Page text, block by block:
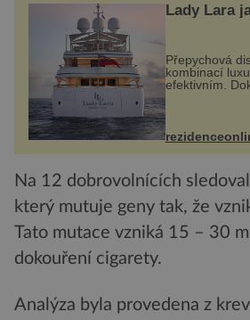
Lady Lara
Přepychová
kombinací
efektivním.
detailu
Casa, kterou
paluby.
každoročn...
Na 12 dobrovolnících
který mutuje geny tak, že
Tato mutace vzniká 15 – 30
dokouření cigarety.
Analýza byla provedena z